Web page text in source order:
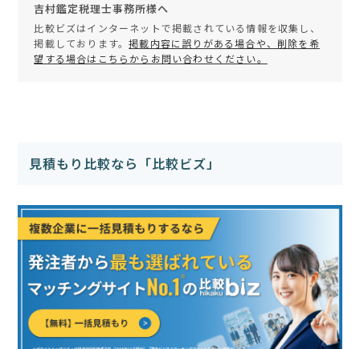
吉村鑑定税理士事務所様へ
比較ビズはインターネットで掲載されている情報を収集し、
掲載しております。掲載内容に誤りがある場合や、削除を希
望する場合はこちらからお問い合わせください。
見積もり比較なら「比較ビズ」